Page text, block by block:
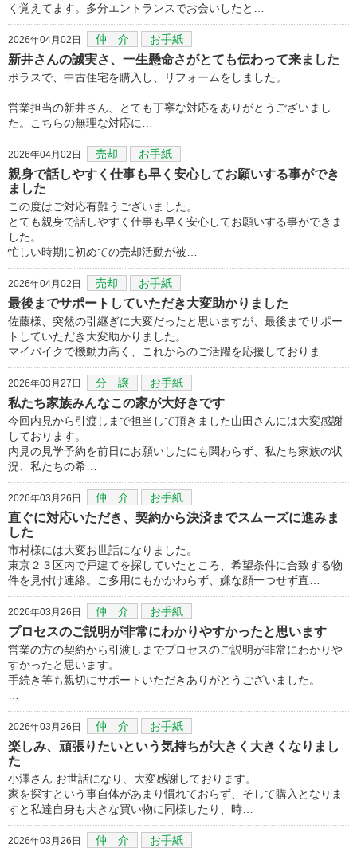
く覚えてます。多分エントランスでお会いしたと…
2026年04月02日 仲 介 お手紙
新井さんの誠実さ、一生懸命さがとても伝わって来ました
ポラスで、中古住宅を購入し、リフォームをしました。
営業担当の新井さん、とても丁寧な対応をありがとうございまし
た。こちらの無理な対応に…
2026年04月02日 売却 お手紙
親身で話しやすく仕事も早く安心してお願いする事ができ
ました
この度はご対応有難うございました。
とても親身で話しやすく仕事も早く安心してお願いする事ができま
した。
忙しい時期に初めての売却活動が被…
2026年04月02日 売却 お手紙
最後までサポートしていただき大変助かりました
佐藤様、突然の引継ぎに大変だったと思いますが、最後までサポー
トしていただき大変助かりました。
マイバイクで機動力高く、これからのご活躍を応援しておりま…
2026年03月27日 分 譲 お手紙
私たち家族みんなこの家が大好きです
今回内見から引渡しまで担当して頂きました山田さんには大変感謝
しております。
内見の見学予約を前日にお願いしたにも関わらず、私たち家族の状
況、私たちの希…
2026年03月26日 仲 介 お手紙
直ぐに対応いただき、契約から決済までスムーズに進みま
した
市村様には大変お世話になりました。
東京２３区内で戸建てを探していたところ、希望条件に合致する物
件を見付け連絡。ご多用にもかかわらず、嫌な顔一つせず直…
2026年03月26日 仲 介 お手紙
プロセスのご説明が非常にわかりやすかったと思います
営業の方の契約から引渡しまでプロセスのご説明が非常にわかりや
すかったと思います。
手続き等も親切にサポートいただきありがとうございました。
2026年03月26日 仲 介 お手紙
楽しみ、頑張りたいという気持ちが大きく大きくなりまし
た
小澤さん お世話になり、大変感謝しております。
家を探すという事自体があまり慣れておらず、そして購入となりま
すと私達自身も大きな買い物に同様したり、時…
2026年03月26日 仲 介 お手紙